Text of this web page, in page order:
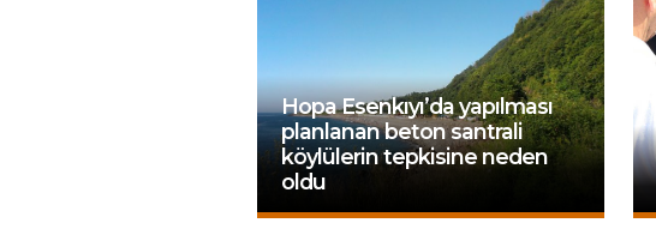
Hopa Esenkıyı’da yapılması
planlanan beton santrali
köylülerin tepkisine neden
oldu